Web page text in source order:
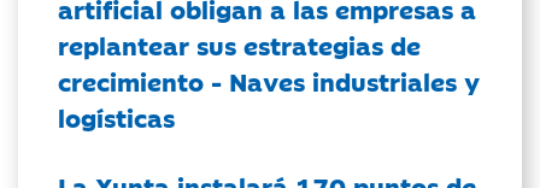
artificial obligan a las empresas a
replantear sus estrategias de
crecimiento - Naves industriales y
logísticas